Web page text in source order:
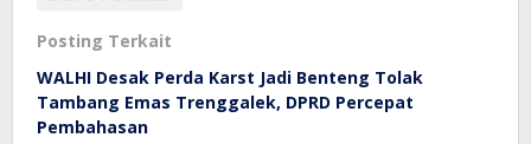
Posting Terkait
WALHI Desak Perda Karst Jadi Benteng Tolak
Tambang Emas Trenggalek, DPRD Percepat
Pembahasan